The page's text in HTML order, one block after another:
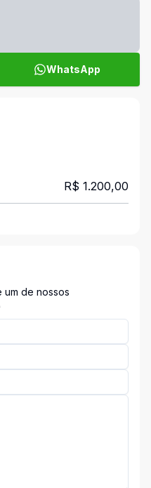
WhatsApp
R$ 1.200,00
um de nossos